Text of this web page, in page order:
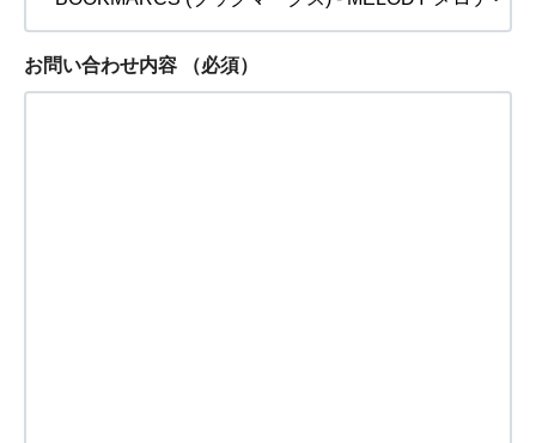
お問い合わせ内容 （必須）